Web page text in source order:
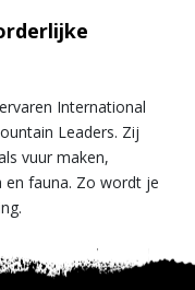
International
Leaders. Zij
vuur maken,
en fauna. Zo wordt je